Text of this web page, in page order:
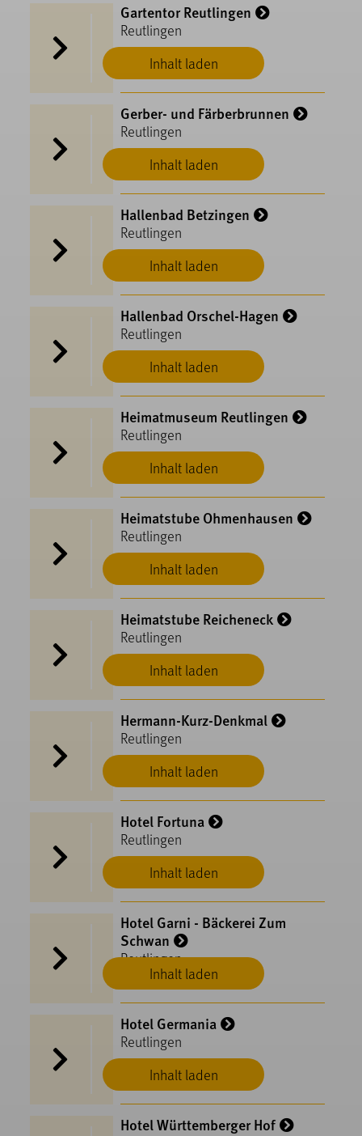
Inhalt laden
Gartentor Reutlingen
Reutlingen
Inhalt laden
Gerber- und Färberbrunnen
Reutlingen
Inhalt laden
Hallenbad Betzingen
Reutlingen
Inhalt laden
Hallenbad Orschel-Hagen
Reutlingen
Inhalt laden
Heimatmuseum Reutlingen
Reutlingen
Inhalt laden
Heimatstube Ohmenhausen
Reutlingen
Inhalt laden
Heimatstube Reicheneck
Reutlingen
Inhalt laden
Hermann-Kurz-Denkmal
Reutlingen
Inhalt laden
Hotel Fortuna
Reutlingen
Inhalt laden
Hotel Garni - Bäckerei Zum
Schwan
Reutlingen
Inhalt laden
Hotel Germania
Reutlingen
Hotel Württemberger Hof